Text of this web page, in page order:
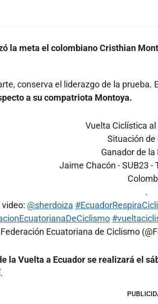
la meta el colombiano Cristhian
conserva el liderazgo de la prueba.
a su compatriota Montoya.
Vuelta Ciclística
Situación de
Ganador de la
Jaime Chacón - SUB23 -
.
@sherdoiza
Ecuatoriana de Ciclismo
la Vuelta a Ecuador se realizará el